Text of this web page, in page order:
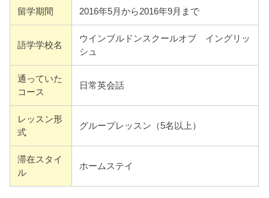
留学期間 2016年5月から2016年9月まで
語学学校名
ウインブルドンスクールオブ イングリッ
シュ
通っていた
コース
日常英会話
レッスン形
式
グループレッスン（5名以上）
滞在スタイ
ル
ホームステイ